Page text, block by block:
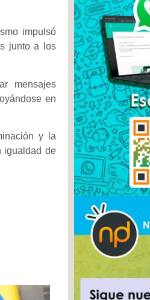
impulsó
junto a los
mensajes
en
y la
igualdad de